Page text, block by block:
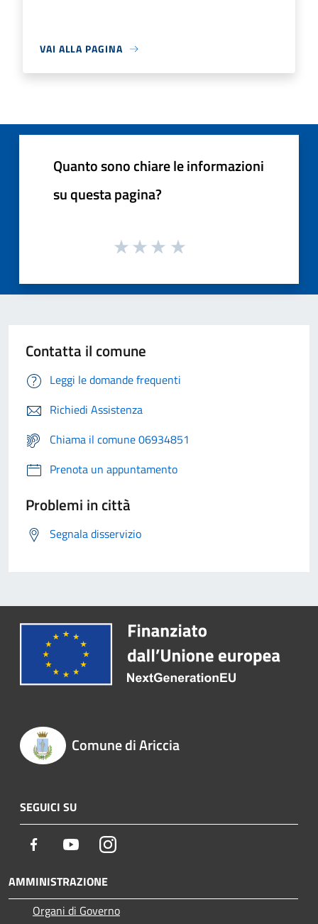
VAI ALLA PAGINA
Quanto sono chiare le informazioni
su questa pagina?
Contatta il comune
Leggi le domande frequenti
Richiedi Assistenza
Chiama il comune 06934851
Prenota un appuntamento
Problemi in città
Segnala disservizio
Comune di Ariccia
SEGUICI SU
Facebook YoutubeInstagram
AMMINISTRAZIONE
Organi di Governo